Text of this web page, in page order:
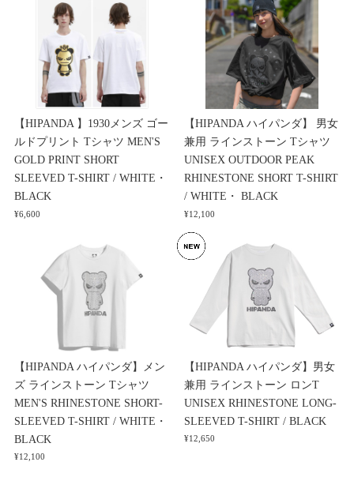
【HIPANDA 】1930メンズ ゴー
ルドプリント Tシャツ MEN'S
GOLD PRINT SHORT
SLEEVED T-SHIRT / WHITE・
BLACK
¥6,600
【HIPANDA ハイパンダ】 男女
兼用 ラインストーン Tシャツ
UNISEX OUTDOOR PEAK
RHINESTONE SHORT T-SHIRT
/ WHITE・ BLACK
¥12,100
【HIPANDA ハイパンダ】メン
ズ ラインストーン Tシャツ
MEN'S RHINESTONE SHORT-
SLEEVED T-SHIRT / WHITE・
BLACK
¥12,100
【HIPANDA ハイパンダ】男女
兼用 ラインストーン ロンT
UNISEX RHINESTONE LONG-
SLEEVED T-SHIRT / BLACK
¥12,650